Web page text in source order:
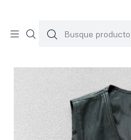
Inicio JACKET CUERO